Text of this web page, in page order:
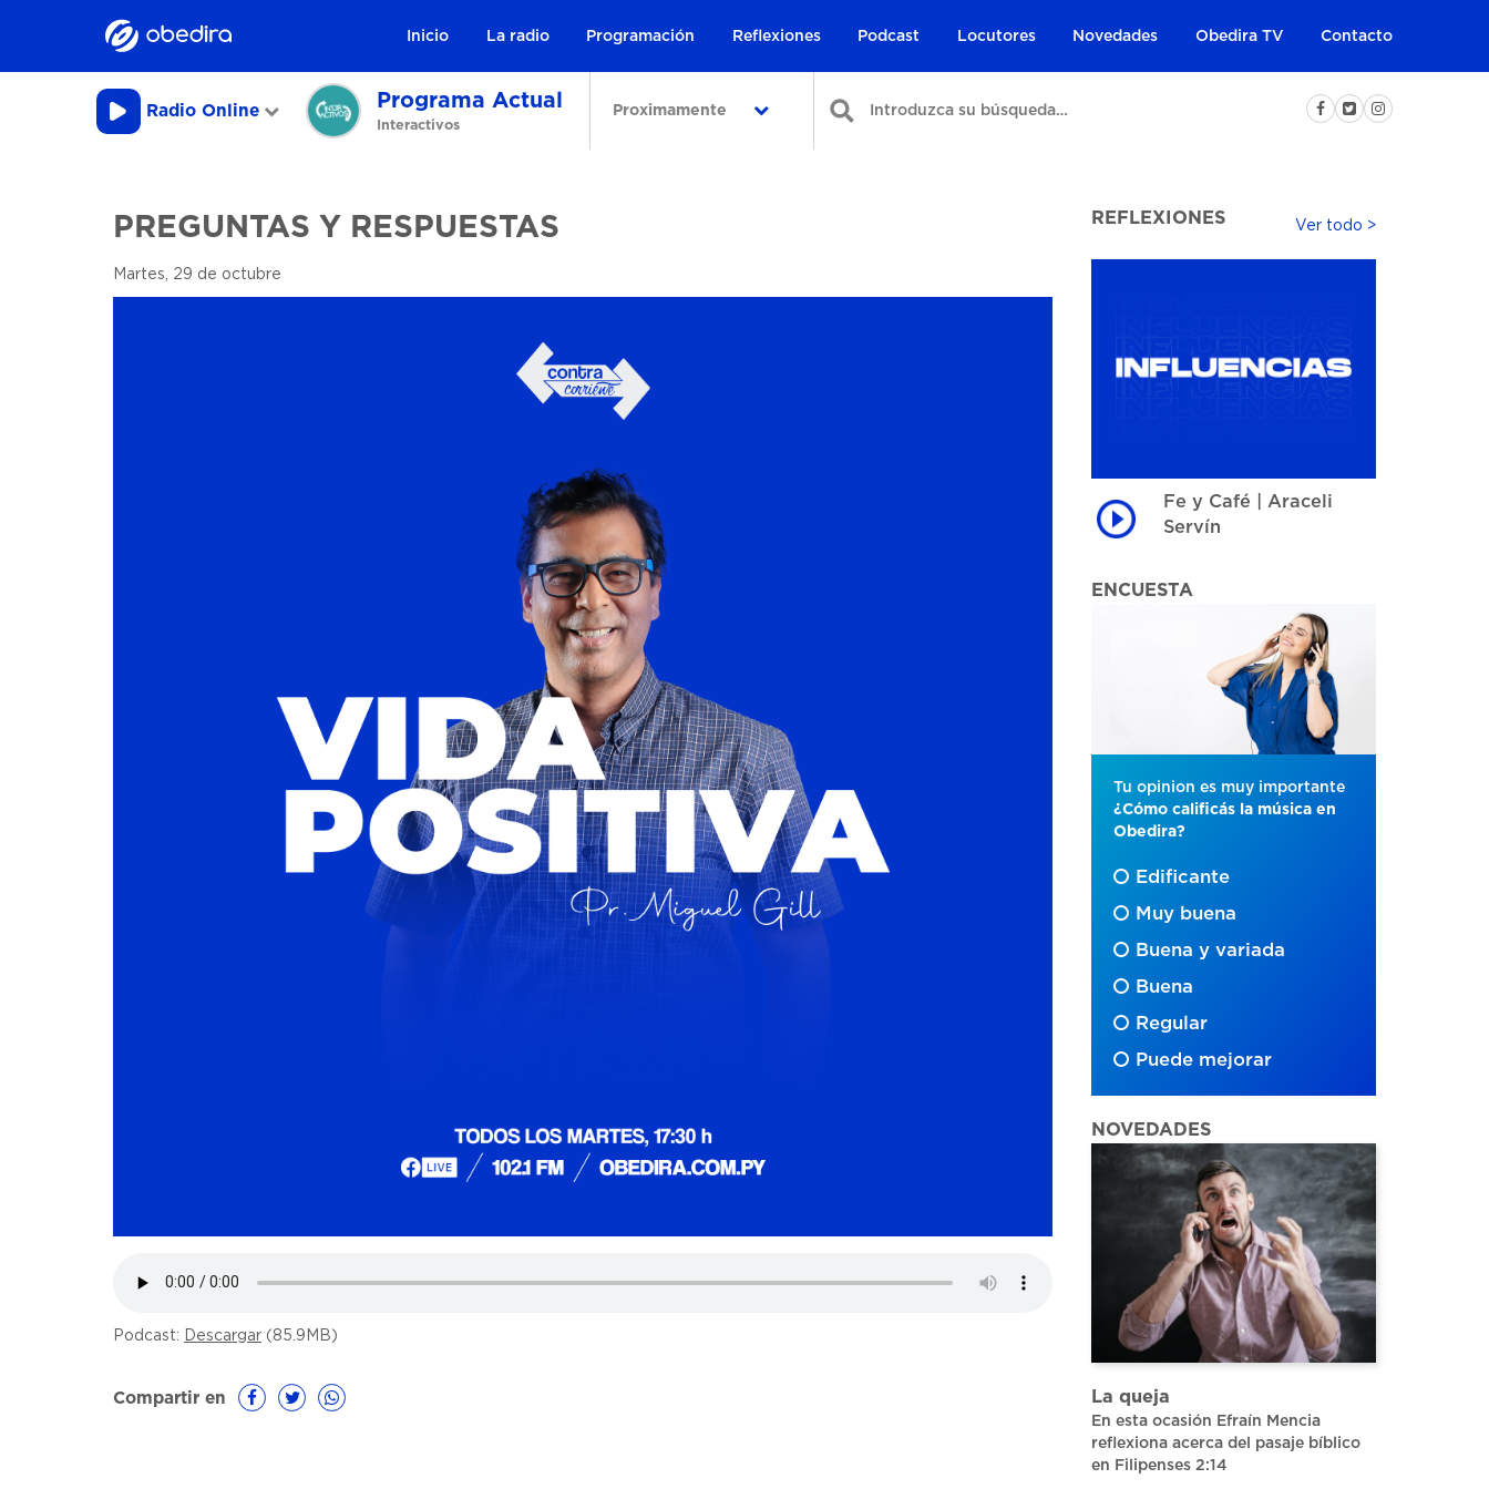
Inicio La radio Programación Reflexiones Podcast Locutores Novedades Obedira TV Contacto
Radio Online Programa Actual
Interactivos
Proximamente
PREGUNTAS Y RESPUESTAS
Martes, 29 de octubre
Podcast: Descargar (85.9MB)
Compartir en
REFLEXIONES Ver todo >
Fe y Café | Araceli
Servín
ENCUESTA
Tu opinion es muy importante
¿Cómo calificás la música en
Obedira?
Edificante
Muy buena
Buena y variada
Buena
Regular
Puede mejorar
NOVEDADES
La queja
En esta ocasión Efraín Mencia
reflexiona acerca del pasaje bíblico
en Filipenses 2:14